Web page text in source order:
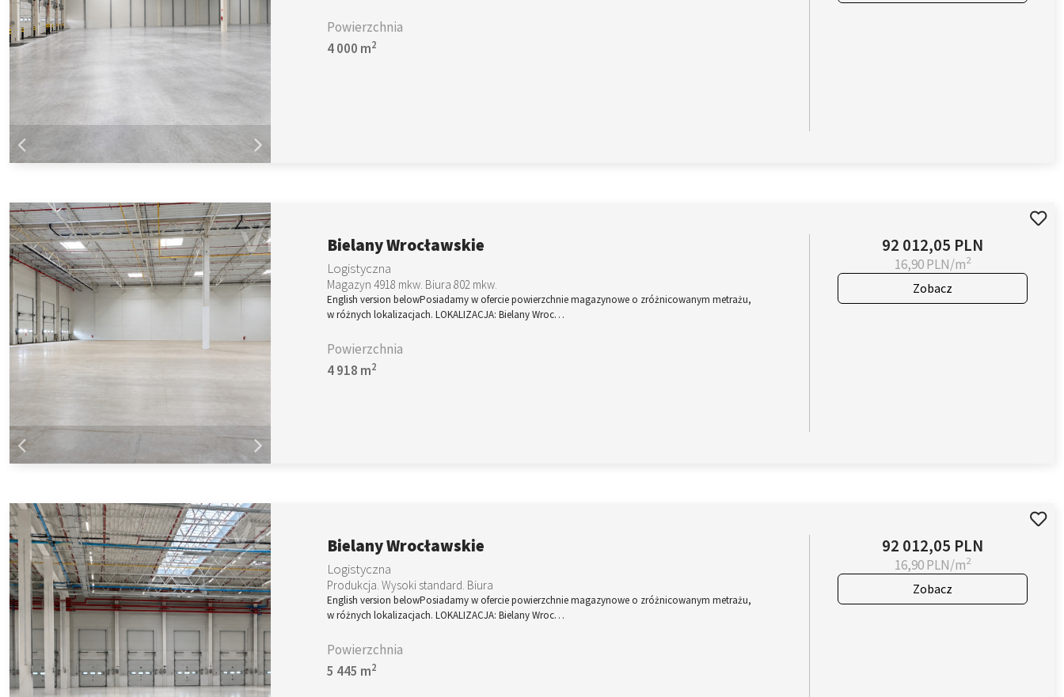
Powierzchnia
4 000 m2
Bielany Wrocławskie
Logistyczna
Magazyn 4918 mkw. Biura 802 mkw.
English version belowPosiadamy w ofercie powierzchnie magazynowe o zróżnicowanym metrażu,
w różnych lokalizacjach. LOKALIZACJA: Bielany Wroc…
Powierzchnia
4 918 m2
92 012,05 PLN
16,90 PLN/m2
Zobacz
Bielany Wrocławskie
Logistyczna
Produkcja. Wysoki standard. Biura
English version belowPosiadamy w ofercie powierzchnie magazynowe o zróżnicowanym metrażu,
w różnych lokalizacjach. LOKALIZACJA: Bielany Wroc…
Powierzchnia
5 445 m2
92 012,05 PLN
16,90 PLN/m2
Zobacz